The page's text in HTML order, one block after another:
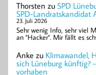
Thorsten zu SPD
SPD-Landratskandidat
23. Juli 2026
Sehr wenig Info, sehr viel
an "Hacker". Mir fällt es
Anke zu Klimawandel,
sich Lüneburg künftig?
vorhaben